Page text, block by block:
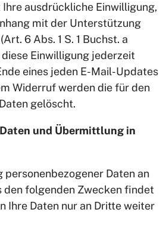
ausdrückliche Einwilligung,
mit der Unterstützung
6 Abs. 1 S. 1 Buchst. a
diese Einwilligung jederzeit
eines jeden E-Mail-Updates
Widerruf werden die für den
gelöscht.
und Übermittlung in
personenbezogener Daten an
den folgenden Zwecken findet
Ihre Daten nur an Dritte weiter